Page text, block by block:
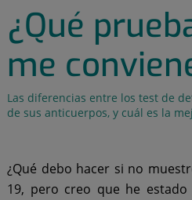
¿Qué
me
Las diferencias entre los test de
de sus anticuerpos, y cuál es la
¿Qué debo hacer si no
19, pero creo que he estado